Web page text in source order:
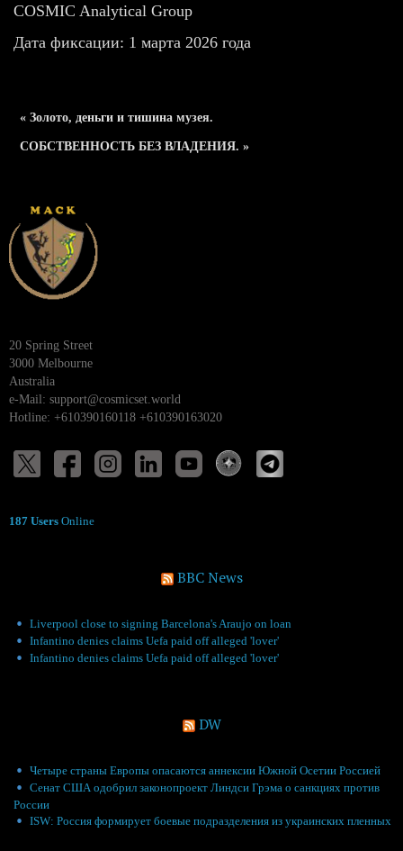
COSMIC Analytical Group
Дата фиксации: 1 марта 2026 года
« Золото, деньги и тишина музея.
СОБСТВЕННОСТЬ БЕЗ ВЛАДЕНИЯ. »
20 Spring Street
3000 Melbourne
Australia
e-Mail: support@cosmicset.world
Hotline: +610390160118 +610390163020
187 Users Online
BBC News
Liverpool close to signing Barcelona's Araujo on loan
Infantino denies claims Uefa paid off alleged 'lover'
Infantino denies claims Uefa paid off alleged 'lover'
DW
Четыре страны Европы опасаются аннексии Южной Осетии Россией
Сенат США одобрил законопроект Линдси Грэма о санкциях против
России
ISW: Россия формирует боевые подразделения из украинских пленных